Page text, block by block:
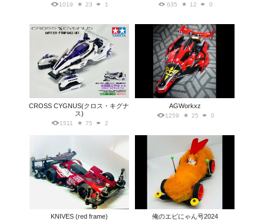
1019 23 1 635 12 0
CROSS CYGNUS(クロス・キグナ
ス)
1511 75 2
AGWorkxz
1259 25 0
KNIVES (red frame) 俺のエビにゃん号2024